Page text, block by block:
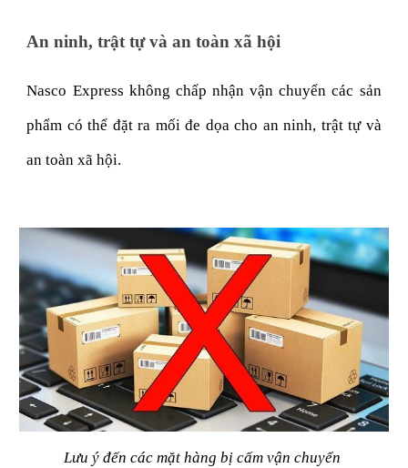
An ninh, trật tự và an toàn xã hội
Nasco Express không chấp nhận vận chuyển các sản
phẩm có thể đặt ra mối đe dọa cho an ninh, trật tự và
an toàn xã hội.
Lưu ý đến các mặt hàng bị cấm vận chuyển